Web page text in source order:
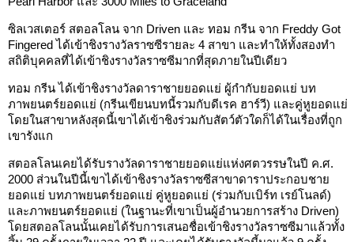
ซิลเวสเตอร์ สตอลโลน จาก Driven และ ทอม กรีน จาก Freddy Got
Fingered ได้เข้าชิงรางวัลราซซีรายละ 4 สาขา และทำให้ทั้งสองทำ
สถิติบุคคลที่ได้เข้าชิงรางวัลราซซีมากที่สุดภายในปีเดียว
ทอม กรีน ได้เข้าชิงรางวัลดาราชายยอดแย่ ผู้กำกับยอดแย่ บท
ภาพยนตร์ยอดแย่ (กรีนเขียนบทนี้รวมกับดีเรค ฮาร์วี) และคู่หูยอดแย่
โดยในสาขาหลังสุดนี้เขาได้เข้าชิงร่วมกับสัตว์ตัวใดก็ได้ในเรื่องที่ถูก
เขารังแก
สตอลโลนเคยได้รับรางวัลดาราชายยอดแย่แห่งศตวรรษในปี ค.ศ.
2000 ส่วนในปีนี้เขาได้เข้าชิงรางวัลราซซีสาขาดาราประกอบชาย
ยอดแย่ บทภาพยนตร์ยอดแย่ คู่หูยอดแย่ (ร่วมกับเบิร์ท เรย์โนลด์)
และภาพยนตร์ยอดแย่ (ในฐานะที่เขาเป็นผู้อำนวยการสร้าง Driven)
โดยสตอลโลนนั้นเคยได้รับการเสนอชื่อเข้าชิงรางวัลราซซีมาแล้วทั้ง